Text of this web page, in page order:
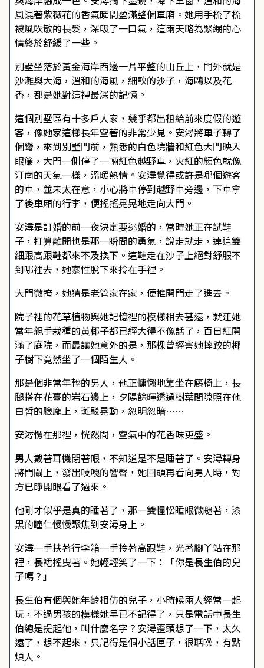
風混著紫薇花的香氣瞬間盈滿整個車廂。她用手梳了梳
被風吹散的長髮，深吸了一口氣，這兩天略為緊繃的心
情終於舒緩了一些。
別墅坐落於黃金海岸西邊一片平整的山丘上，門外就是
沙灘與大海，溫和的海風，細軟的沙子，海鷗以及花
香，都是她對這裡最深的記憶。
這個別墅區有十多戶人家，幾乎都出租給前來度假的遊
客，像她家這樣長年空著的非常少見。安潯將車子轉了
個彎，來到別墅門前，熟悉的白色院牆和紅色大門映入
眼簾，大門一側停了一輛紅色越野車，火紅的顏色就像
汀南的天氣一樣，溫暖熱情。安潯覺得或許是哪個遊客
的車，並未太在意，小心將車停到越野車旁邊，下車拿
了後車廂的行李，便搖搖晃晃地走向大門。
安潯是訂婚的前一夜決定要逃婚的，當時她正在試鞋
子，打算離開也是那一瞬間的勇氣，說走就走，連這雙
細跟高跟鞋都來不及換下。這鞋走在沙子上絕對舒服不
到哪裡去，她索性脫下來拎在手裡。
大門微掩，她猜是老管家在家，便推開門走了進去。
院子裡的花草植物與她記憶裡的模樣相去甚遠，就連她
當年親手栽種的黃椰子都已經大得不像話了，百日紅開
滿了庭院，而最讓她意外的是，那棵曾經害她摔跤的椰
子樹下竟然坐了一個陌生人。
那是個非常年輕的男人，他正慵懶地靠坐在籐椅上，長
腿搭在花臺的岩石邊上，夕陽餘暉透過樹葉間隙照在他
白皙的臉龐上，斑駁晃動，忽明忽暗……
安潯愣在那裡，恍然間，空氣中的花香味更盛。
男人戴著耳機閉著眼，不知道是不是睡著了。安潯轉身
將門關上，發出吱嘎的響聲，她回頭再看向男人時，對
方已睜開眼看了過來。
他剛才似乎是真的睡著了，那一雙惺忪睡眼微瞇著，漆
黑的瞳仁慢慢聚焦到安潯身上。
安潯一手扶著行李箱一手拎著高跟鞋，光著腳丫站在那
裡，長裙搖曳著。她輕輕笑了一下：「你是長生伯的兒
子嗎？」
長生伯有個與她年齡相仿的兒子，小時候兩人經常一起
玩，不過男孩的模樣她早已不記得了，只是電話中長生
伯總是提起他，叫什麼名字？安潯歪頭想了一下，太久
遠了，想不起來，只記得是個小話匣子，很聒噪，有點
煩人。